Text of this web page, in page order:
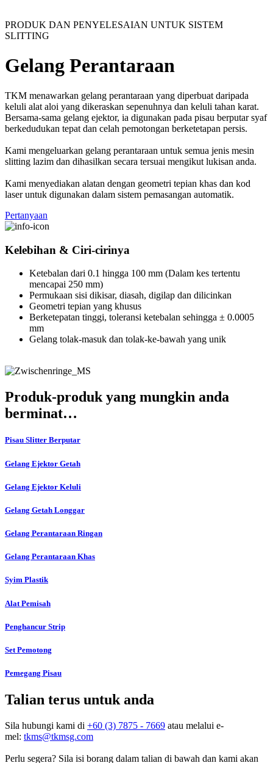
PRODUK DAN PENYELESAIAN UNTUK SISTEM
SLITTING
Gelang Perantaraan
TKM menawarkan gelang perantaraan yang diperbuat daripada
keluli alat aloi yang dikeraskan sepenuhnya dan keluli tahan karat.
Bersama-sama gelang ejektor, ia digunakan pada pisau berputar syaf
berkedudukan tepat dan celah pemotongan berketetapan persis.
Kami mengeluarkan gelang perantaraan untuk semua jenis mesin
slitting lazim dan dihasilkan secara tersuai mengikut lukisan anda.
Kami menyediakan alatan dengan geometri tepian khas dan kod
laser untuk digunakan dalam sistem pemasangan automatik.
Pertanyaan
Kelebihan & Ciri-cirinya
Ketebalan dari 0.1 hingga 100 mm (Dalam kes tertentu
mencapai 250 mm)
Permukaan sisi dikisar, diasah, digilap dan dilicinkan
Geometri tepian yang khusus
Berketepatan tinggi, toleransi ketebalan sehingga ± 0.0005
mm
Gelang tolak-masuk dan tolak-ke-bawah yang unik
Produk-produk yang mungkin anda
berminat…
Pisau Slitter Berputar
Gelang Ejektor Getah
Gelang Ejektor Keluli
Gelang Getah Longgar
Gelang Perantaraan Ringan
Gelang Perantaraan Khas
Syim Plastik
Alat Pemisah
Penghancur Strip
Set Pemotong
Pemegang Pisau
Talian terus untuk anda
Sila hubungi kami di +60 (3) 7875 - 7669 atau melalui e-
mel: tkms@tkmsg.com
Perlu segera? Sila isi borang dalam talian di bawah dan kami akan